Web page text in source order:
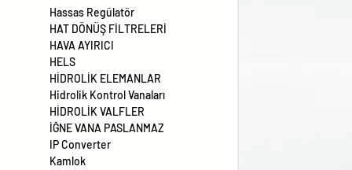
Hassas Regülatör
HAT DÖNÜŞ FİLTRELERİ
HAVA AYIRICI
HELS
HİDROLİK ELEMANLAR
Hidrolik Kontrol Vanaları
HİDROLİK VALFLER
İĞNE VANA PASLANMAZ
IP Converter
Kamlok